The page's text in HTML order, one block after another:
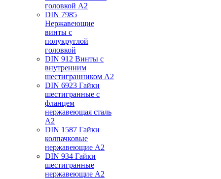
головкой А2
DIN 7985
Нержавеющие
винты с
полукруглой
головкой
DIN 912 Винты с
внутренним
шестигранником А2
DIN 6923 Гайки
шестигранные с
фланцем
нержавеющая сталь
А2
DIN 1587 Гайки
колпачковые
нержавеющие А2
DIN 934 Гайки
шестигранные
нержавеющие А2